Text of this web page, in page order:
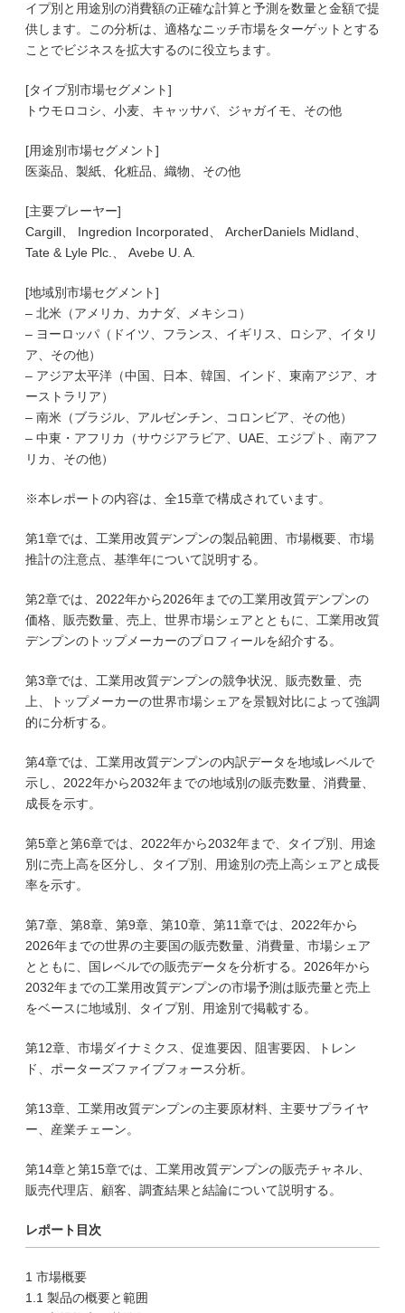
イプ別と用途別の消費額の正確な計算と予測を数量と金額で提
供します。この分析は、適格なニッチ市場をターゲットとする
ことでビジネスを拡大するのに役立ちます。
[タイプ別市場セグメント]
トウモロコシ、小麦、キャッサバ、ジャガイモ、その他
[用途別市場セグメント]
医薬品、製紙、化粧品、織物、その他
[主要プレーヤー]
Cargill、 Ingredion Incorporated、 ArcherDaniels Midland、
Tate & Lyle Plc.、 Avebe U. A.
[地域別市場セグメント]
– 北米（アメリカ、カナダ、メキシコ）
– ヨーロッパ（ドイツ、フランス、イギリス、ロシア、イタリ
ア、その他）
– アジア太平洋（中国、日本、韓国、インド、東南アジア、オ
ーストラリア）
– 南米（ブラジル、アルゼンチン、コロンビア、その他）
– 中東・アフリカ（サウジアラビア、UAE、エジプト、南アフ
リカ、その他）
※本レポートの内容は、全15章で構成されています。
第1章では、工業用改質デンプンの製品範囲、市場概要、市場
推計の注意点、基準年について説明する。
第2章では、2022年から2026年までの工業用改質デンプンの
価格、販売数量、売上、世界市場シェアとともに、工業用改質
デンプンのトップメーカーのプロフィールを紹介する。
第3章では、工業用改質デンプンの競争状況、販売数量、売
上、トップメーカーの世界市場シェアを景観対比によって強調
的に分析する。
第4章では、工業用改質デンプンの内訳データを地域レベルで
示し、2022年から2032年までの地域別の販売数量、消費量、
成長を示す。
第5章と第6章では、2022年から2032年まで、タイプ別、用途
別に売上高を区分し、タイプ別、用途別の売上高シェアと成長
率を示す。
第7章、第8章、第9章、第10章、第11章では、2022年から
2026年までの世界の主要国の販売数量、消費量、市場シェア
とともに、国レベルでの販売データを分析する。2026年から
2032年までの工業用改質デンプンの市場予測は販売量と売上
をベースに地域別、タイプ別、用途別で掲載する。
第12章、市場ダイナミクス、促進要因、阻害要因、トレン
ド、ポーターズファイブフォース分析。
第13章、工業用改質デンプンの主要原材料、主要サプライヤ
ー、産業チェーン。
第14章と第15章では、工業用改質デンプンの販売チャネル、
販売代理店、顧客、調査結果と結論について説明する。
レポート目次
1 市場概要
1.1 製品の概要と範囲